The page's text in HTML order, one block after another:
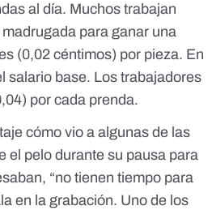
al día. Muchos trabajan
para ganar una
(0,02 céntimos) por pieza. En
salario base. Los trabajadores
por cada prenda.
cómo vio a algunas de las
el pelo durante su pausa para
“no tienen tiempo para
en la grabación. Uno de los